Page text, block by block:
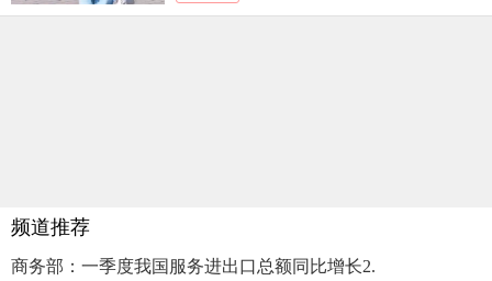
频道推荐
商务部：一季度我国服务进出口总额同比增长2.